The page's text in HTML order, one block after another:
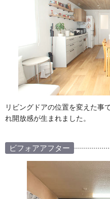
リビングドアの位置を変えた事
れ開放感が生まれました。
ビフォアアフター